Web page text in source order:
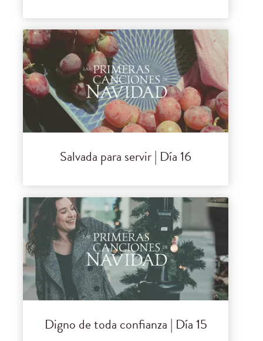
Salvada para servir | Día 16
Digno de toda confianza | Día 15